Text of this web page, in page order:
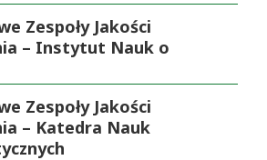
Zespoły Jakości
– Instytut Nauk o
Zespoły Jakości
– Katedra Nauk